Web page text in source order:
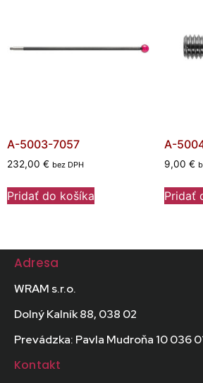
A-5003-7057
232,00 € bez DPH
Pridať do košíka
A-
9,00 €
Pridať
Adresa
WRAM s.r.o.
Dolný Kalník 88, 038 02
Prevádzka: Pavla Mudroňa 10 036
Kontakt